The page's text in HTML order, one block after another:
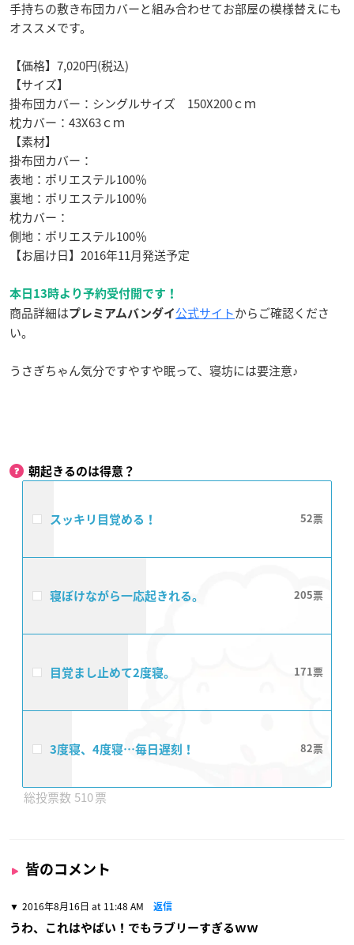
手持ちの敷き布団カバーと組み合わせてお部屋の模様替えにも
オススメです。
【価格】7,020円(税込)
【サイズ】
掛布団カバー：シングルサイズ 150X200ｃｍ
枕カバー：43X63ｃｍ
【素材】
掛布団カバー：
表地：ポリエステル100％
裏地：ポリエステル100％
枕カバー：
側地：ポリエステル100％
【お届け日】2016年11月発送予定
本日13時より予約受付開です！
商品詳細はプレミアムバンダイ 公式サイトからご確認くださ
い。
うさぎちゃん気分ですやすや眠って、寝坊には要注意♪
朝起きるのは得意？
スッキリ目覚める！ 52
寝ぼけながら一応起きれる。 205
目覚まし止めて2度寝。 171
3度寝、4度寝…毎日遅刻！ 82
510
皆のコメント
2016年8月16日 at 11:48 AM 返信
うわ、これはやばい！でもラブリーすぎるｗｗ